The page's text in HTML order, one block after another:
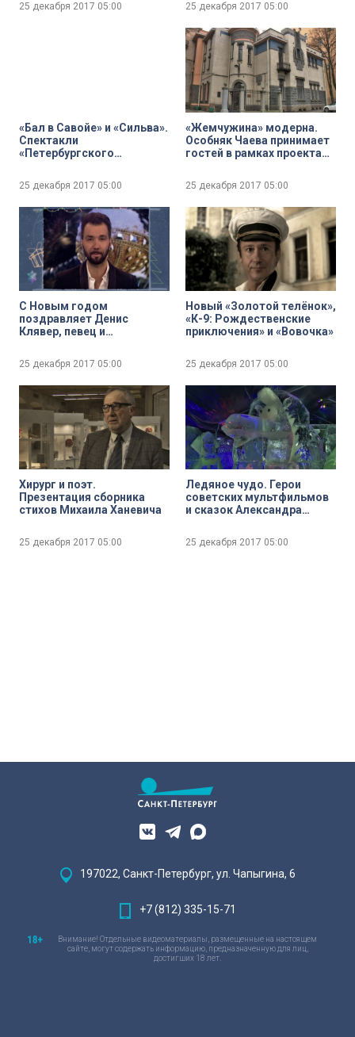
25 декабря 2017 05:00 25 декабря 2017 05:00
«Бал в Савойе» и «Сильва».
Спектакли
«Петербургского
25 декабря 2017 05:00
«Жемчужина» модерна.
Особняк Чаева принимает
гостей в рамках проекта
25 декабря 2017 05:00
С Новым годом
поздравляет Денис
Клявер, певец и
25 декабря 2017 05:00
Новый «Золотой телёнок»,
«К-9: Рождественские
приключения» и «Вовочка»
25 декабря 2017 05:00
Хирург и поэт.
Презентация сборника
стихов Михаила Ханевича
25 декабря 2017 05:00
Ледяное чудо. Герои
советских мультфильмов
и сказок Александра
Московской площади
25 декабря 2017 05:00
197022, Санкт-Петербург, ул. Чапыгина, 6
+7 (812) 335-15-71
Внимание! Отдельные видеоматериалы, размещенные на настоящем
сайте, могут содержать информацию, предназначенную для лиц,
достигших 18 лет.